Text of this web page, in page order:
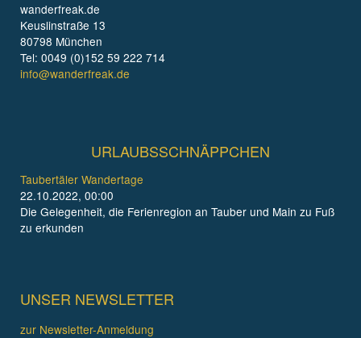
wanderfreak.de
Keuslinstraße 13
80798 München
Tel: 0049 (0)152 59 222 714
info@wanderfreak.de
URLAUBSSCHNÄPPCHEN
Taubertäler Wandertage
22.10.2022, 00:00
Die Gelegenheit, die Ferienregion an Tauber und Main zu Fuß
zu erkunden
UNSER NEWSLETTER
zur Newsletter-Anmeldung